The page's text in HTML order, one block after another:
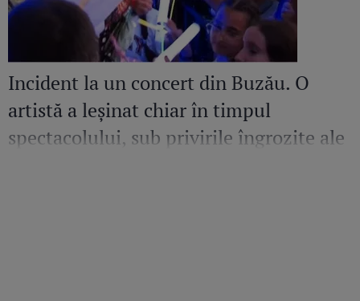
Incident la un concert din Buzău. O
artistă a leșinat chiar în timpul
spectacolului, sub privirile îngrozite ale